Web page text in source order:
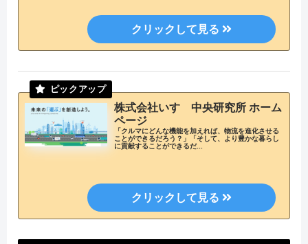
株式会社いすゞ中央研究所 ホーム
ページ
「クルマにどんな機能を加えれば、物流を進化させる
ことができるだろう？」「そして、より豊かな暮らし
に貢献することができるだ...